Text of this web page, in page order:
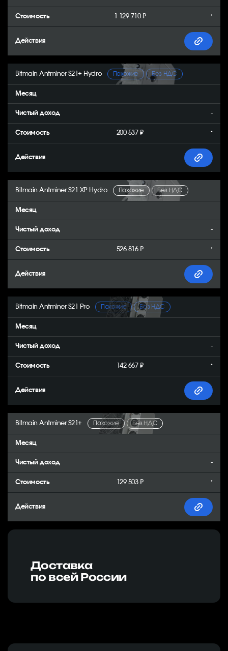
1 129 710 ₽ *
Bitmain Antminer S21+ Hydro Похожие Без НДС
-
200 537 ₽ *
Bitmain Antminer S21 XP Hydro Похожие Без НДС
-
526 816 ₽ *
Bitmain Antminer S21 Pro Похожие Без НДС
-
142 667 ₽ *
Bitmain Antminer S21+ Похожие Без НДС
-
129 503 ₽ *
Доставка
по всей России